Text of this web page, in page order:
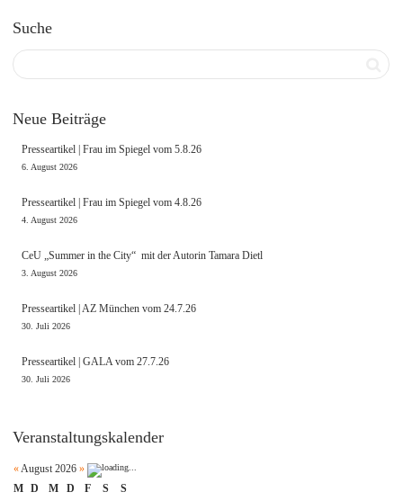
Suche
Neue Beiträge
Presseartikel | Frau im Spiegel vom 5.8.26
6. August 2026
Presseartikel | Frau im Spiegel vom 4.8.26
4. August 2026
CeU „Summer in the City“ mit der Autorin Tamara Dietl
3. August 2026
Presseartikel | AZ München vom 24.7.26
30. Juli 2026
Presseartikel | GALA vom 27.7.26
30. Juli 2026
Veranstaltungskalender
«August 2026 »
M D M D F S
S